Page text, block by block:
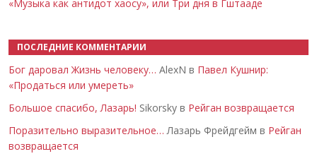
«Музыка как антидот хаосу», или Три дня в Гштааде
ПОСЛЕДНИЕ КОММЕНТАРИИ
Бог даровал Жизнь человеку… AlexN в Павел Кушнир:
«Продаться или умереть»
Большое спасибо, Лазарь! Sikorsky в Рейган возвращается
Поразительно выразительное… Лазарь Фрейдгейм в Рейган
возвращается